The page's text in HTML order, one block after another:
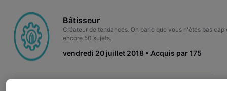
Bâtisseur
Créateur de tendances. On parie que vous n'êtes pas cap
encore 50 sujets.
vendredi 20 juillet 2018 Acquis par 175